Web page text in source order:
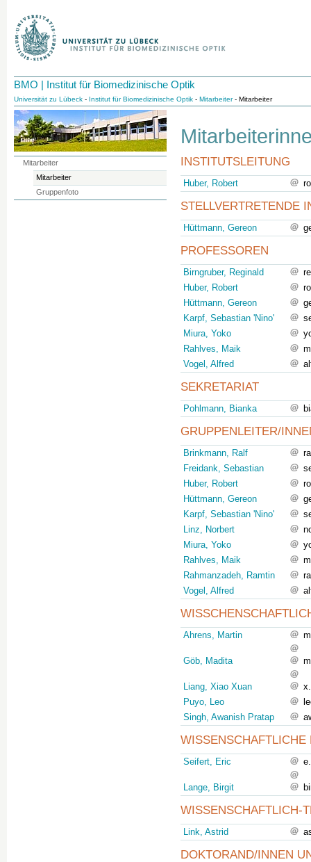
BMO | Institut für Biomedizinische Optik
Universität zu Lübeck - Institut für Biomedizinische Optik - Mitarbeiter- Mitarbeiter
INSTITUTSLEITUNG
Huber, Robert
STELLVERTRETENDE
Hüttmann, Gereon
PROFESSOREN
Birngruber, Reginald
Huber, Robert
Hüttmann, Gereon
Karpf, Sebastian 'Nino'
Miura, Yoko
Rahlves, Maik
Vogel, Alfred
SEKRETARIAT
Pohlmann, Bianka
GRUPPENLEITER/
Brinkmann, Ralf
Freidank, Sebastian
Huber, Robert
Hüttmann, Gereon
Karpf, Sebastian 'Nino'
Linz, Norbert
Miura, Yoko
Rahlves, Maik
Rahmanzadeh, Ramtin
Vogel, Alfred
Ahrens, Martin
Göb, Madita
Liang, Xiao Xuan
Puyo, Leo
Singh, Awanish Pratap
Seifert, Eric
Lange, Birgit
WISSENSCHAFTLICH-
Link, Astrid
DOKTORAND/INNEN
Mitarbeiter
Mitarbeiter
Gruppenfoto